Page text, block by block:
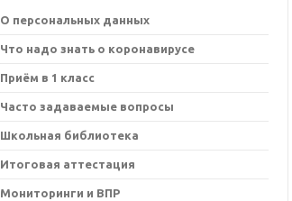
О персональных данных
Что надо знать о коронавирусе
Приём в 1 класс
Часто задаваемые вопросы
Школьная библиотека
Итоговая аттестация
Мониторинги и ВПР